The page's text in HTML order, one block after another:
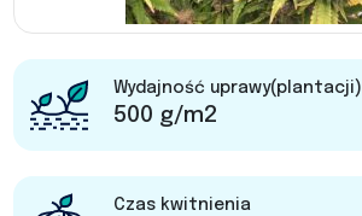
Wydajność uprawy(plantacji)
500 g/m2
Czas kwitnienia